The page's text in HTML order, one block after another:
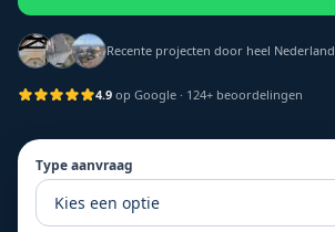
Recente projecten door heel Nederland
4.9 op Google · 124+ beoordelingen
Type aanvraag